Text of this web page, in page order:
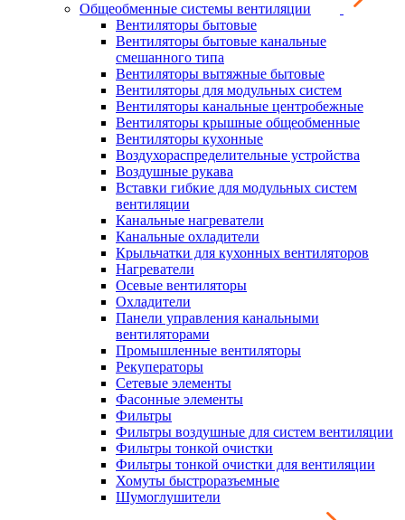
Общеобменные системы вентиляции
Вентиляторы бытовые
Вентиляторы бытовые канальные
смешанного типа
Вентиляторы вытяжные бытовые
Вентиляторы для модульных систем
Вентиляторы канальные центробежные
Вентиляторы крышные общеобменные
Вентиляторы кухонные
Воздухораспределительные устройства
Воздушные рукава
Вставки гибкие для модульных систем
вентиляции
Канальные нагреватели
Канальные охладители
Крыльчатки для кухонных вентиляторов
Нагреватели
Осевые вентиляторы
Охладители
Панели управления канальными
вентиляторами
Промышленные вентиляторы
Рекуператоры
Сетевые элементы
Фасонные элементы
Фильтры
Фильтры воздушные для систем вентиляции
Фильтры тонкой очистки
Фильтры тонкой очистки для вентиляции
Хомуты быстроразъемные
Шумоглушители